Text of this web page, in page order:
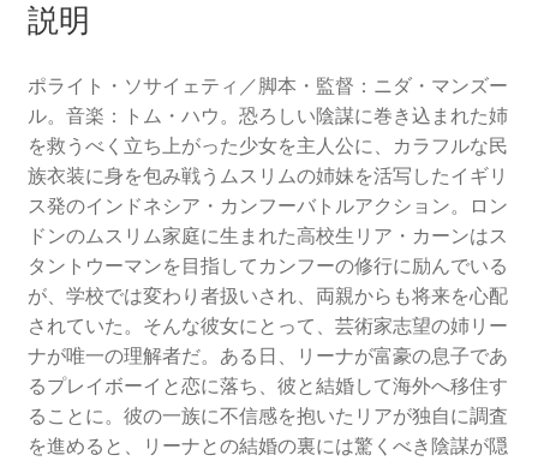
説明
ポライト・ソサイェティ／脚本・監督：ニダ・マンズー
ル。音楽：トム・ハウ。恐ろしい陰謀に巻き込まれた姉
を救うべく立ち上がった少女を主人公に、カラフルな民
族衣装に身を包み戦うムスリムの姉妹を活写したイギリ
ス発のインドネシア・カンフーバトルアクション。ロン
ドンのムスリム家庭に生まれた高校生リア・カーンはス
タントウーマンを目指してカンフーの修行に励んでいる
が、学校では変わり者扱いされ、両親からも将来を心配
されていた。そんな彼女にとって、芸術家志望の姉リー
ナが唯一の理解者だ。ある日、リーナが富豪の息子であ
るプレイボーイと恋に落ち、彼と結婚して海外へ移住す
ることに。彼の一族に不信感を抱いたリアが独自に調査
を進めると、リーナとの結婚の裏には驚くべき陰謀が隠